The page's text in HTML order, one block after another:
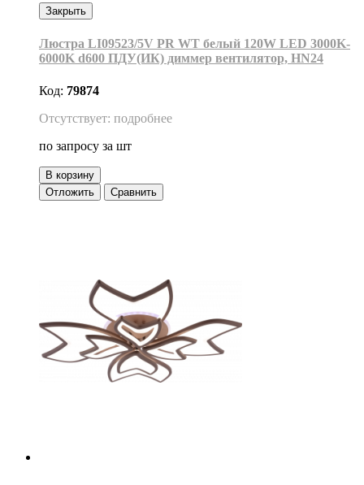
Закрыть
Люстра LI09523/5V PR WT белый 120W LED 3000K-
6000K d600 ПДУ(ИК) диммер вентилятор, HN24
Код: 79874
Отсутствует: подробнее
по запросу за шт
В корзину
Отложить
Сравнить